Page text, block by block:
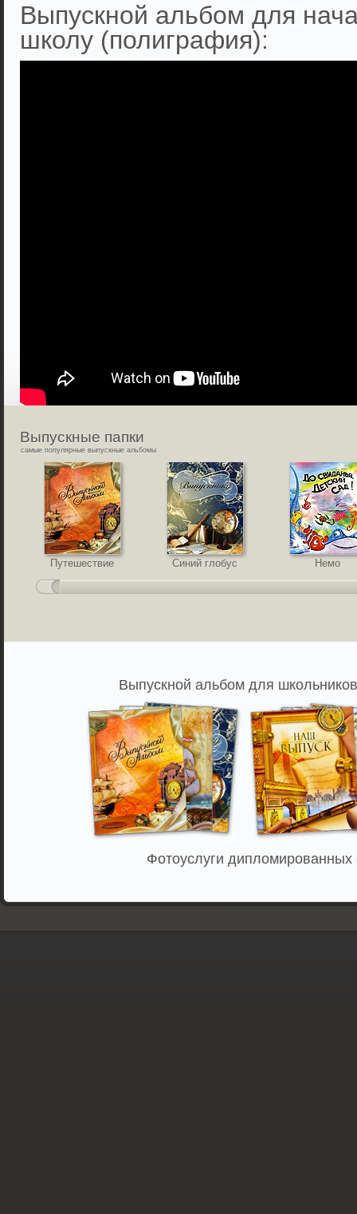
Выпускной альбом для
школу (полиграфия):
Выпускные папки
самые популярные выпускные альбомы
Путешествие Синий глобус Немо
Выпускной альбом для
Фотоуслуги